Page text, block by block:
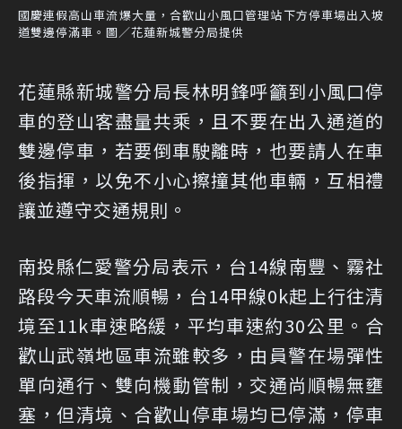
國慶連假高山車流爆大量，合歡山小風口管理站下方停車場出入坡
道雙邊停滿車。圖／花蓮新城警分局提供
花蓮縣新城警分局長林明鋒呼籲到小風口停
車的登山客盡量共乘，且不要在出入通道的
雙邊停車，若要倒車駛離時，也要請人在車
後指揮，以免不小心擦撞其他車輛，互相禮
讓並遵守交通規則。
南投縣仁愛警分局表示，台14線南豐、霧社
路段今天車流順暢，台14甲線0k起上行往清
境至11k車速略緩，平均車速約30公里。合
歡山武嶺地區車流雖較多，由員警在場彈性
單向通行、雙向機動管制，交通尚順暢無壅
塞，但清境、合歡山停車場均已停滿，停車